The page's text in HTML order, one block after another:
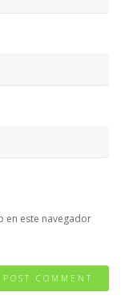
en este navegador